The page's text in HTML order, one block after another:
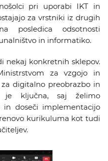
član
pri uporabi IKT in
za vrstniki iz drugih
posledica odsotnosti
in informatiko.
nekaj konkretnih sklepov.
za vzgojo in
digitalno preobrazbo in
je ključna, saj želimo
doseči implementacijo
kurikuluma kot tudi